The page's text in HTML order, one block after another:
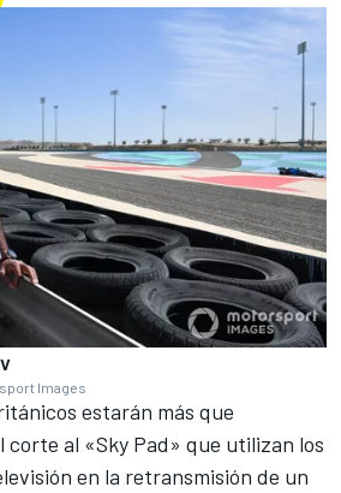
Images
estarán más que
corte al «Sky Pad» que utilizan los
en la retransmisión de un